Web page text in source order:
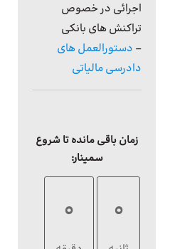
اجرائی در خصوص
تراکنش های بانکی
– دستورالعمل های
دادرسی مالیاتی
زمان باقی مانده تا شروع
سمینار:
0
0